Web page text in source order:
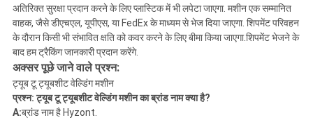
अतिरिक्त सुरक्षा प्रदान करने के लिए प्लास्टिक में भी लपेटा जाएगा. मशीन एक सम्मानित
वाहक, जैसे डीएचएल, यूपीएस, या FedEx के माध्यम से भेज दिया जाएगा. शिपमेंट परिवहन
के दौरान किसी भी संभावित क्षति को कवर करने के लिए बीमा किया जाएगा.शिपमेंट भेजने के
बाद हम ट्रैकिंग जानकारी प्रदान करेंगे.
अक्सर पूछे जाने वाले प्रश्न:
ट्यूब टू ट्यूबशीट वेल्डिंग मशीन
प्रश्न: ट्यूब टू ट्यूबशीट वेल्डिंग मशीन का ब्रांड नाम क्या है?
A:ब्रांड नाम है Hyzont.